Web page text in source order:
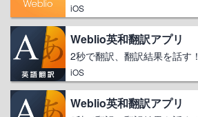
iOS
Weblio英和翻訳アプリ
2秒で翻訳、翻訳結果を話す！
iOS
Weblio英和翻訳アプリ